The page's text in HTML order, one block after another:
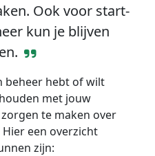
Ook voor start-
kun je blijven
beheer hebt of wilt
met jouw
te maken over
een overzicht
zijn: